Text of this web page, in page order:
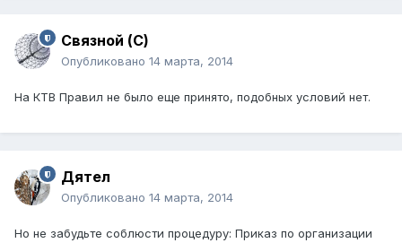
Связной (С)
Опубликовано 14 марта, 2014
На КТВ Правил не было еще принято, подобных условий нет.
Дятел
Опубликовано 14 марта, 2014
Но не забудьте соблюсти процедуру: Приказ по организации